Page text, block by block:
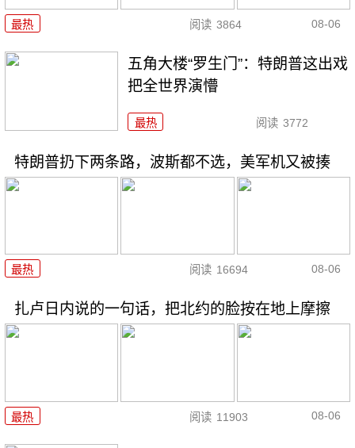
最热 阅读 3864 08-06
五角大楼“罗生门”：特朗普这出戏
把全世界演懵
最热 阅读 3772
特朗普扔下两条路，波斯都不选，美军机又被揍
最热 阅读 16694 08-06
扎卢日内说的一句话，把北约的脸按在地上摩擦
最热 阅读 11903 08-06